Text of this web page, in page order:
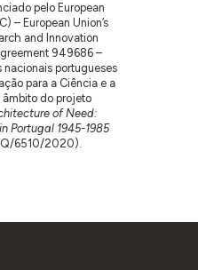
pelo European
– European Union’s
and Innovation
949686 –
nacionais portugueses
para a Ciência e a
âmbito do projeto
of Need:
Portugal 1945-1985
6510/2020).